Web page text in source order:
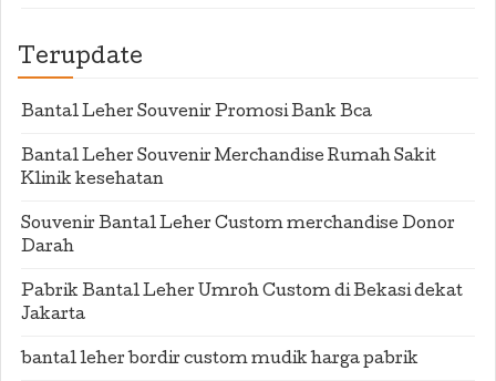
Terupdate
Bantal Leher Souvenir Promosi Bank Bca
Bantal Leher Souvenir Merchandise Rumah Sakit
Klinik kesehatan
Souvenir Bantal Leher Custom merchandise Donor
Darah
Pabrik Bantal Leher Umroh Custom di Bekasi dekat
Jakarta
bantal leher bordir custom mudik harga pabrik